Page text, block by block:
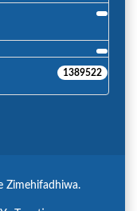
1389522
Zimehifadhiwa.